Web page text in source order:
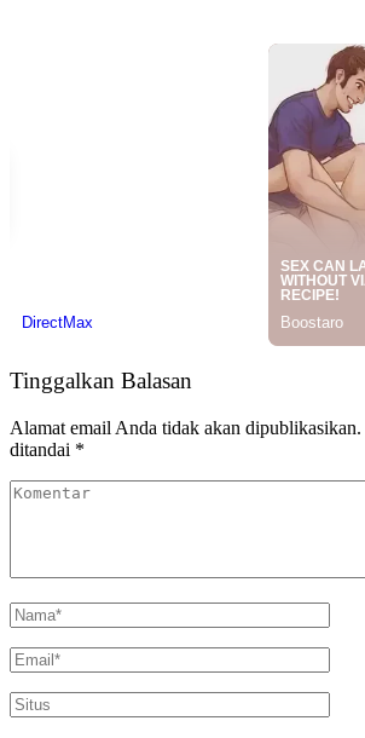
Tinggalkan Balasan
Alamat email Anda tidak akan dipublikasikan.
ditandai *